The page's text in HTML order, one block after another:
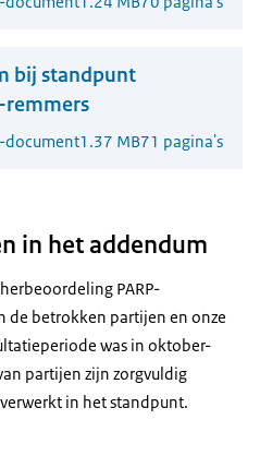
bij standpunt
remmers
document1.37 MB71 pagina's
in het addendum
PARP-
de betrokken partijen en onze
was in oktober-
partijen zijn zorgvuldig
in het standpunt.